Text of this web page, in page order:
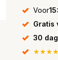
Voor
Gratis
30